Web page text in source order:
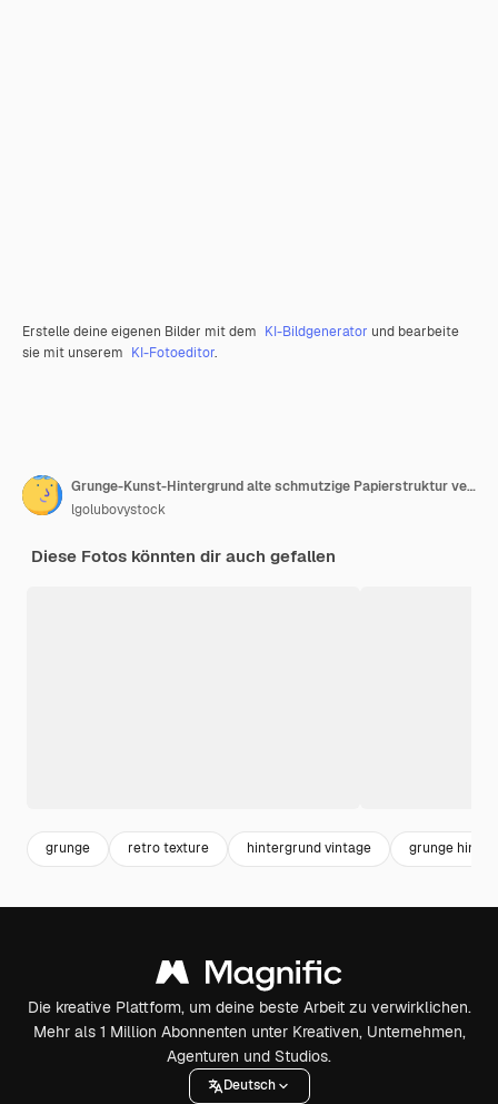
Erstelle deine eigenen Bilder mit dem KI-Bildgenerator und bearbeite
sie mit unserem KI-Fotoeditor.
Grunge-Kunst-Hintergrund alte schmutzige Papierstruktur verwitterter Effekt schwarze blaue Tinte spritzt Kornstaub auf
lgolubovystock
Diese Fotos könnten dir auch gefallen
grunge retro texture hintergrund vintage grunge
Die kreative Plattform, um deine beste Arbeit zu verwirklichen.
Mehr als 1 Million Abonnenten unter Kreativen, Unternehmen,
Agenturen und Studios.
Deutsch